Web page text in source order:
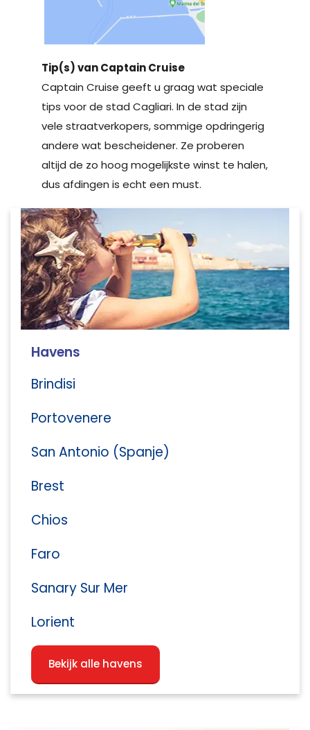
Tip(s) van Captain Cruise
Captain Cruise geeft u graag wat speciale
tips voor de stad Cagliari. In de stad zijn
vele straatverkopers, sommige opdringerig
andere wat bescheidener. Ze proberen
altijd de zo hoog mogelijkste winst te halen,
dus afdingen is echt een must.
Havens
Brindisi
Portovenere
San Antonio (Spanje)
Brest
Chios
Faro
Sanary Sur Mer
Lorient
Bekijk alle havens